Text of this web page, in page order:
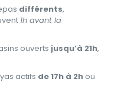
différents,
1h avant la
ouverts jusqu’à 21h,
actifs de 17h à 2hou